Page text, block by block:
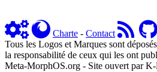
Charte - Contact
Tous les Logos et Marques sont
la responsabilité de ceux qui les ont
Meta-MorphOS.org - Site ouvert par